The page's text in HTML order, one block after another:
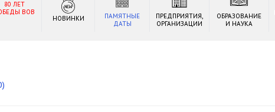
80 ЛЕТ
ВОВ
НОВИНКИ
ПАМЯТНЫЕ
ДАТЫ
ПРЕДПРИЯТИЯ,
ОРГАНИЗАЦИИ
ОБРАЗОВАНИЕ
И НАУКА